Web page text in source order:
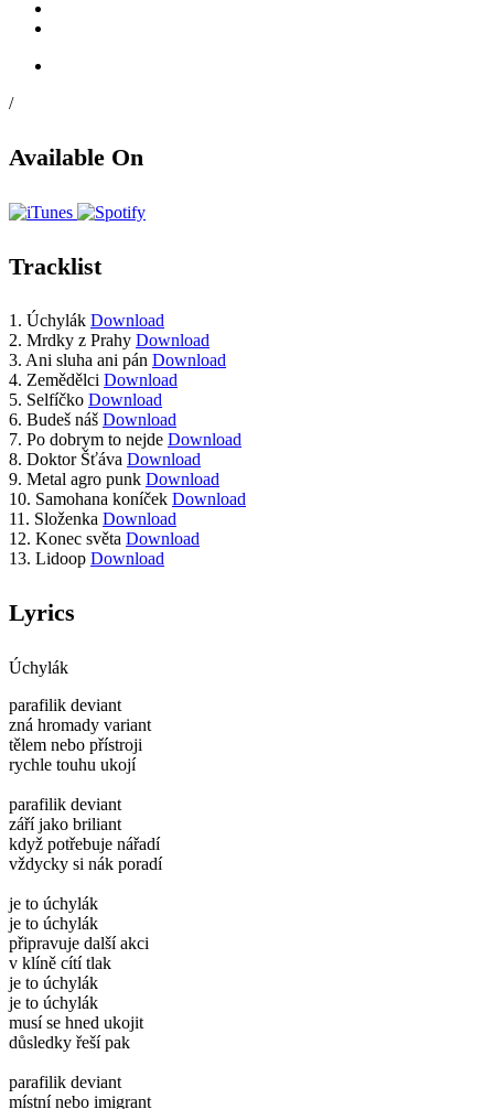
/
Available On
Tracklist
1. Úchylák Download
2. Mrdky z Prahy Download
3. Ani sluha ani pán Download
4. Zemědělci Download
5. Selfíčko Download
6. Budeš náš Download
7. Po dobrym to nejde Download
8. Doktor Šťáva Download
9. Metal agro punk Download
10. Samohana koníček Download
11. Složenka Download
12. Konec světa Download
13. Lidoop Download
Lyrics
Úchylák
parafilik deviant
zná hromady variant
tělem nebo přístroji
rychle touhu ukojí
parafilik deviant
září jako briliant
když potřebuje nářadí
vždycky si nák poradí
je to úchylák
je to úchylák
připravuje další akci
v klíně cítí tlak
je to úchylák
je to úchylák
musí se hned ukojit
důsledky řeší pak
parafilik deviant
místní nebo imigrant